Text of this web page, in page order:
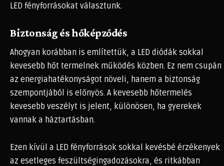
LED fényforrásokat választunk.
Biztonság és hőképződés
Ahogyan korábban is említettük, a LED diódák sokkal
kevesebb hőt termelnek működés közben. Ez nem csupán
az energiahatékonyságot növeli, hanem a biztonság
szempontjából is előnyös. A kevesebb hőtermelés
kevesebb veszélyt is jelent, különösen, ha gyerekek
vannak a háztartásban.
Ezen kívül a LED fényforrások sokkal kevésbé érzékenyek
az esetleges feszültségingadozásokra, és ritkábban